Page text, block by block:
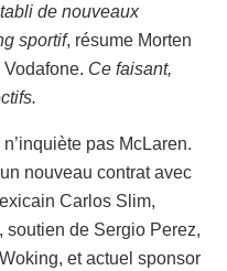
de nouveaux
sportif, résume Morten
Ce faisant,
pas McLaren.
nouveau contrat avec
Carlos Slim,
soutien de Sergio Perez,
et actuel sponsor